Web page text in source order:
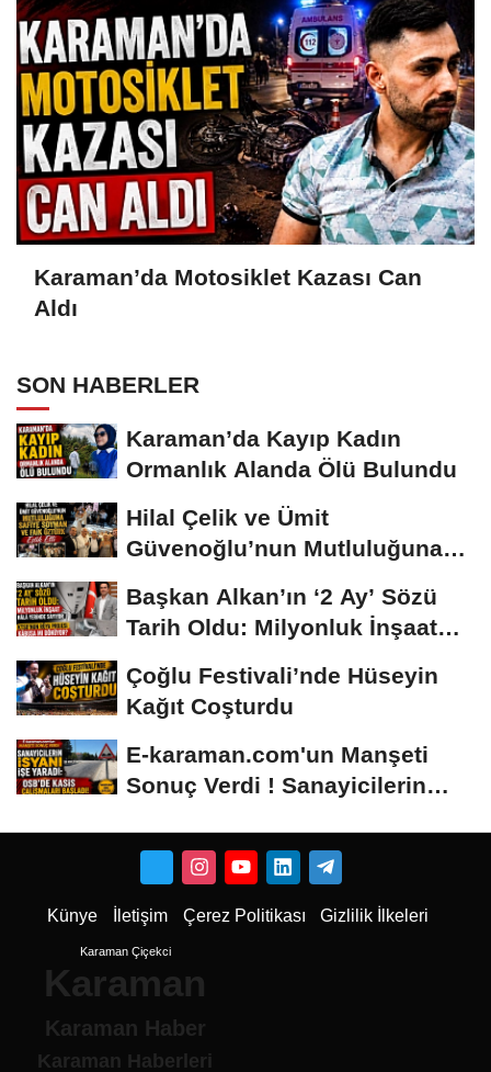
Karaman’da Motosiklet Kazası Can
Aldı
SON HABERLER
Karaman’da Kayıp Kadın
Ormanlık Alanda Ölü Bulundu
Hilal Çelik ve Ümit
Güvenoğlu’nun Mutluluğuna
Başkan Alkan’ın ‘2 Ay’ Sözü
Tarih Oldu: Milyonluk İnşaat
Çoğlu Festivali’nde Hüseyin
Kağıt Coşturdu
E-karaman.com'un Manşeti
Sonuç Verdi ! Sanayicilerin
Künye İletişim Çerez Politikası Gizlilik İlkeleri
Karaman Çiçekci
Karaman
Karaman Haber
Karaman Haberleri